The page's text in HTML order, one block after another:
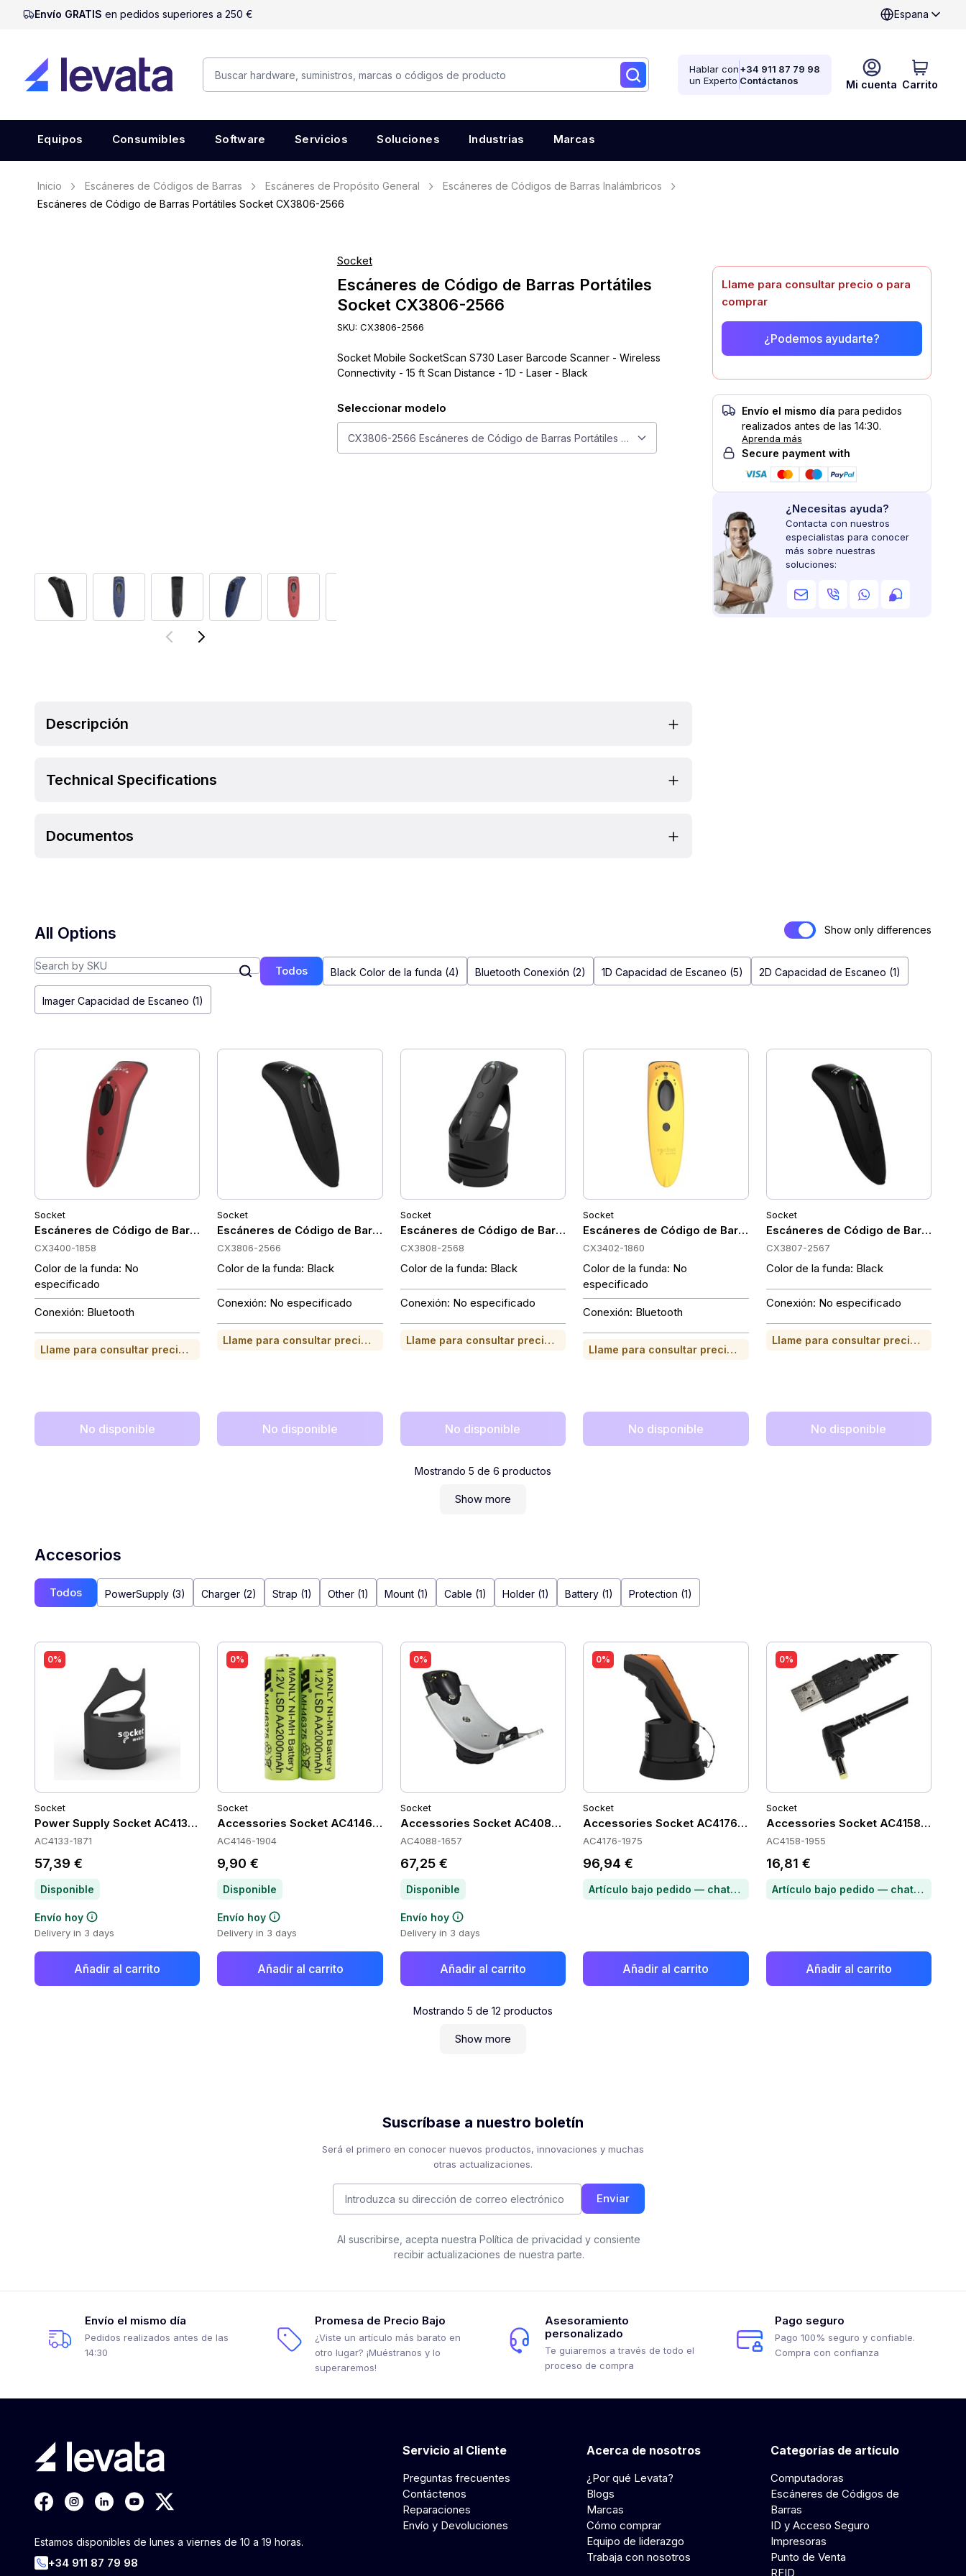
Envío GRATIS en pedidos superiores a 250 € Espana
Mi cuenta Carrito
Hablar con
un Experto
+34 911 87 79 98
Contáctanos
Equipos Consumibles Software Servicios Soluciones Industrias Marcas
Inicio Escáneres de Códigos de Barras Escáneres de Propósito General
Escáneres de Códigos de Barras Inalámbricos
Escáneres de Código de Barras Portátiles Socket CX3806-2566
View larger imageView larger imageView larger imageView larger imageView larger image View larger imageView larger imageView larger imageView larger imageView larger
Socket
Escáneres de Código de Barras Portátiles
Socket CX3806-2566
SKU: CX3806-2566
Socket Mobile SocketScan S730 Laser Barcode Scanner - Wireless
Connectivity - 15 ft Scan Distance - 1D - Laser - Black
Seleccionar modelo
CX3806-2566 Escáneres de Código de Barras Portátiles Socket CX3806-2566
Llame para consultar precio o para
comprar
¿Podemos ayudarte?
Envío el mismo día para pedidos
realizados antes de las 14:30.
Aprenda más
Secure payment with
¿Necesitas ayuda?
Contacta con nuestros
especialistas para conocer
más sobre nuestras
soluciones:
Descripción
Technical Specifications
Documentos
Show only differences
All Options
Todos Black Color de la funda (4) Bluetooth Conexión (2) 1D Capacidad de Escaneo (5) 2D Capacidad de Escaneo (1)
Imager Capacidad de Escaneo (1)
Socket
Escáneres de Código de Barras Portátiles Socket CX3400-1858
CX3400-1858
Color de la funda: No
especificado
Conexión: Bluetooth
Llame para consultar precio o para comprar
No disponible
Socket
Escáneres de Código de Barras Portátiles Socket CX3806-2566
CX3806-2566
Color de la funda: Black
Conexión: No especificado
Llame para consultar precio o para comprar
No disponible
Socket
Escáneres de Código de Barras Portátiles Socket CX3808-2568
CX3808-2568
Color de la funda: Black
Conexión: No especificado
Llame para consultar precio o para comprar
No disponible
Socket
Escáneres de Código de Barras Portátiles Socket CX3402-1860
CX3402-1860
Color de la funda: No
especificado
Conexión: Bluetooth
Llame para consultar precio o para comprar
No disponible
Socket
Escáneres de Código de Barras
CX3807-2567
Color de la funda: Black
Conexión: No especificado
Llame para consultar precio o para comprar
No disponible
Mostrando 5 de 6 productos
Show more
Accesorios
Todos PowerSupply (3) Charger (2) Strap (1) Other (1) Mount (1) Cable (1) Holder (1) Battery (1) Protection (1)
0%
Socket
Power Supply Socket AC4133-1871
AC4133-1871
57,39 €
Disponible
Envío hoy
Delivery in 3 days
Añadir al carrito
0%
Socket
Accessories Socket AC4146-1904
AC4146-1904
9,90 €
Disponible
Envío hoy
Delivery in 3 days
Añadir al carrito
0%
Socket
Accessories Socket AC4088-1657
AC4088-1657
67,25 €
Disponible
Envío hoy
Delivery in 3 days
Añadir al carrito
0%
Socket
Accessories Socket AC4176-1975
AC4176-1975
96,94 €
Artículo bajo pedido — chatea para conocer el plazo de entrega
Añadir al carrito
0%
Socket
Accessories Socket AC4158-1955
AC4158-1955
16,81 €
Artículo bajo pedido — chatea para conocer el plazo de entrega
Añadir al carrito
Mostrando 5 de 12 productos
Show more
Suscríbase a nuestro boletín
Será el primero en conocer nuevos productos, innovaciones y muchas
otras actualizaciones.
Enviar
Al suscribirse, acepta nuestra Política de privacidad y consiente
recibir actualizaciones de nuestra parte.
Envío el mismo día
Pedidos realizados antes de las
14:30
Promesa de Precio Bajo
¿Viste un artículo más barato en
otro lugar? ¡Muéstranos y lo
superaremos!
Asesoramiento
personalizado
Te guiaremos a través de todo el
proceso de compra
Pago seguro
Pago 100% seguro y confiable.
Compra con confianza
Estamos disponibles de lunes a viernes de 10 a 19 horas.
+34 911 87 79 98
Servicio al Cliente
Preguntas frecuentes
Contáctenos
Reparaciones
Envío y Devoluciones
Acerca de nosotros
¿Por qué Levata?
Blogs
Marcas
Cómo comprar
Equipo de liderazgo
Trabaja con nosotros
Categorías de artículo
Computadoras
Escáneres de Códigos de
Barras
ID y Acceso Seguro
Impresoras
Punto de Venta
RFID